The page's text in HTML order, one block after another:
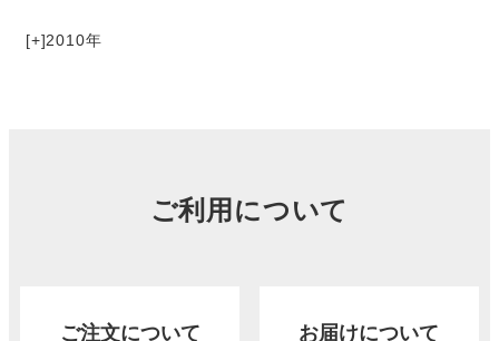
[+]2010
ご利用について
ご注文について お届けについて